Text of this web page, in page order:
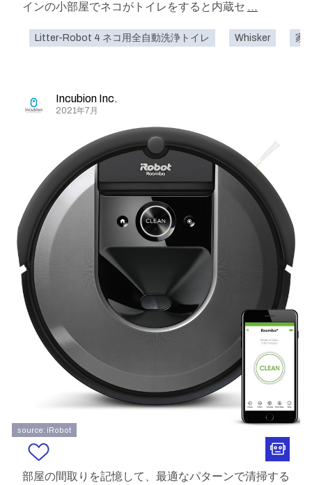
インの小部屋でネコがトイレをすると内蔵セ ...
Litter-Robot 4 ネコ用全自動洗浄トイレ Whisker 家
Incubion Inc.
2021年7月
source: iRobot
部屋の間取りを記憶して、最適なパターンで清掃する